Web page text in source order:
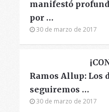
manifestó
por …
30 de marzo de 2017
Ramos Allup: Los
seguiremos …
30 de marzo de 2017